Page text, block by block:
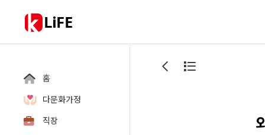
LiFE
홈
다문화가정
직장